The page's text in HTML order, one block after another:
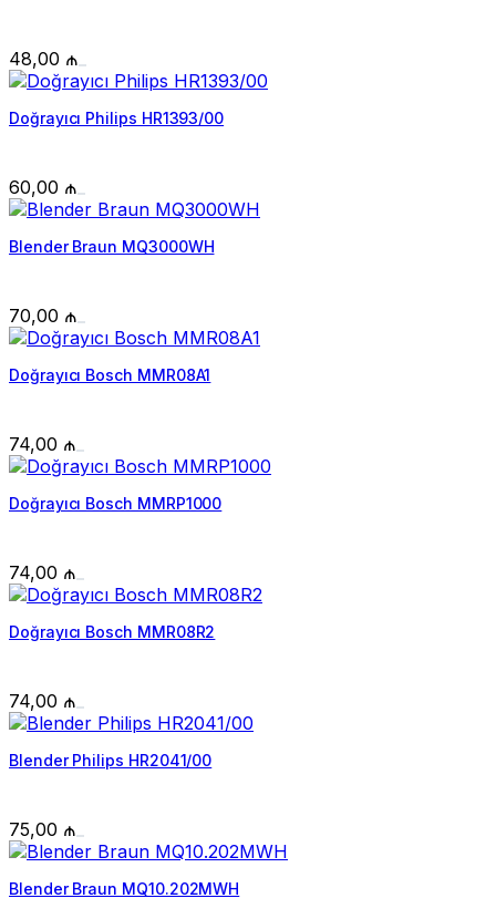
48,00 ₼
Doğrayıcı Philips HR1393/00
60,00 ₼
Blender Braun MQ3000WH
70,00 ₼
Doğrayıcı Bosch MMR08A1
74,00 ₼
Doğrayıcı Bosch MMRP1000
74,00 ₼
Doğrayıcı Bosch MMR08R2
74,00 ₼
Blender Philips HR2041/00
75,00 ₼
Blender Braun MQ10.202MWH